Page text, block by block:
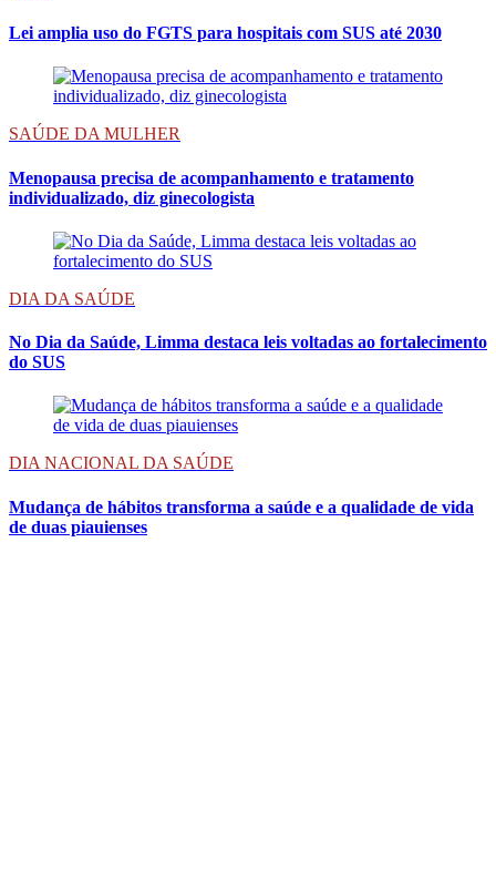
Lei amplia uso do FGTS para hospitais com SUS até 2030
SAÚDE DA MULHER
Menopausa precisa de acompanhamento e tratamento
individualizado, diz ginecologista
DIA DA SAÚDE
No Dia da Saúde, Limma destaca leis voltadas ao fortalecimento
do SUS
DIA NACIONAL DA SAÚDE
Mudança de hábitos transforma a saúde e a qualidade de vida
de duas piauienses